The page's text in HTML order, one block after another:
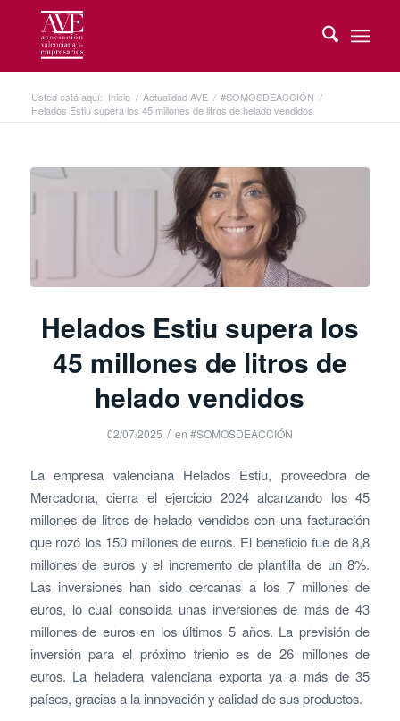
Usted está aquí: Inicio / Actualidad AVE / #SOMOSDEACCIÓN /
Helados Estiu supera los 45 millones de litros de helado vendidos
Helados Estiu supera los
45 millones de litros de
helado vendidos
02/07/2025 / en #SOMOSDEACCIÓN
La empresa valenciana Helados Estiu, proveedora de
Mercadona, cierra el ejercicio 2024 alcanzando los 45
millones de litros de helado vendidos con una facturación
que rozó los 150 millones de euros. El beneficio fue de 8,8
millones de euros y el incremento de plantilla de un 8%.
Las inversiones han sido cercanas a los 7 millones de
euros, lo cual consolida unas inversiones de más de 43
millones de euros en los últimos 5 años. La previsión de
inversión para el próximo trienio es de 26 millones de
euros. La heladera valenciana exporta ya a más de 35
países, gracias a la innovación y calidad de sus productos.